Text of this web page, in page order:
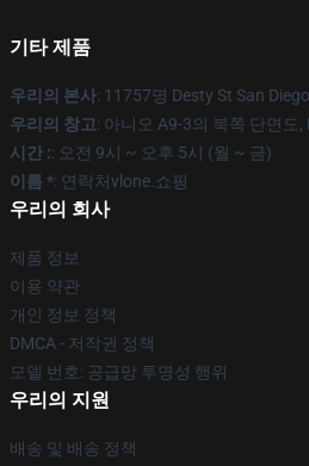
기타 제품
우리의 본사: 11757명 Desty St San
우리의 창고: 아니오 A9-3의 북쪽 단면도,
시간 :: 오전 9시 ~ 오후 5시 (월 ~ 금)
이름 *: 연락처vlone.쇼핑
우리의 회사
제품 정보
이용 약관
개인 정보 정책
DMCA - 저작권 정책
모델 번호: 공급망 투명성 행위
우리의 지원
배송 및 배송 정책